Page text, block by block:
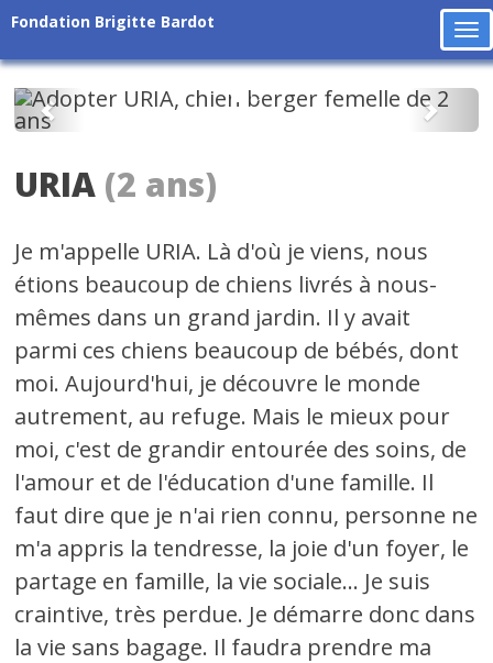
Fondation Brigitte Bardot
Précédent
URIA (2 ans)
Je m'appelle URIA. Là d'où je viens, nous
étions beaucoup de chiens livrés à nous-
mêmes dans un grand jardin. Il y avait
parmi ces chiens beaucoup de bébés, dont
moi. Aujourd'hui, je découvre le monde
autrement, au refuge. Mais le mieux pour
moi, c'est de grandir entourée des soins, de
l'amour et de l'éducation d'une famille. Il
faut dire que je n'ai rien connu, personne ne
m'a appris la tendresse, la joie d'un foyer, le
partage en famille, la vie sociale... Je suis
craintive, très perdue. Je démarre donc dans
la vie sans bagage. Il faudra prendre ma